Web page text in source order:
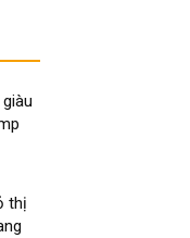
thị